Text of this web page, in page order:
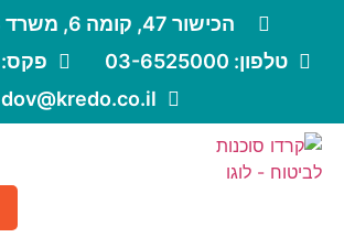
הכישור 47, קומה 6, משרד 28, חולון
טלפון: 03-6525000
פקס: 03-6524000
dov@kredo.co.il